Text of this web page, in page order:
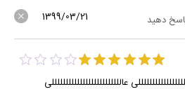
دهید 1399/03/21
عالللللللللللللللللللللللللی